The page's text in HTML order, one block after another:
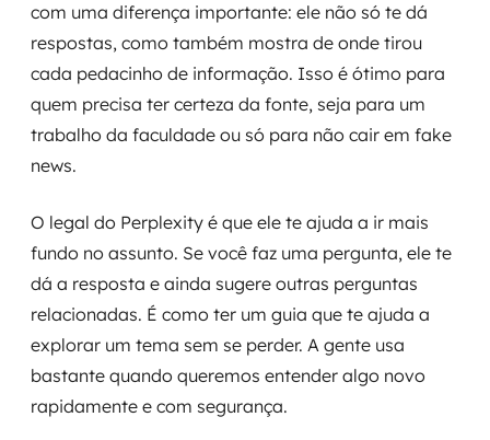
com uma diferença importante: ele não só te dá
respostas, como também mostra de onde tirou
cada pedacinho de informação. Isso é ótimo para
quem precisa ter certeza da fonte, seja para um
trabalho da faculdade ou só para não cair em fake
news.
O legal do Perplexity é que ele te ajuda a ir mais
fundo no assunto. Se você faz uma pergunta, ele te
dá a resposta e ainda sugere outras perguntas
relacionadas. É como ter um guia que te ajuda a
explorar um tema sem se perder. A gente usa
bastante quando queremos entender algo novo
rapidamente e com segurança.